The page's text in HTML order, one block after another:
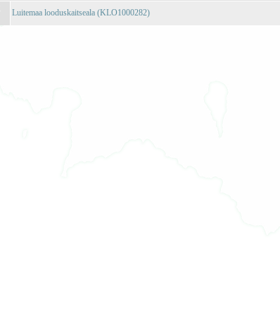
Luitemaa looduskaitseala (KLO1000282)